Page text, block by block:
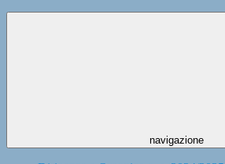
navigazione